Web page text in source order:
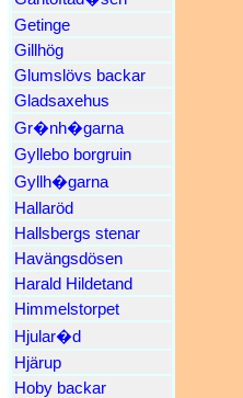
Getinge
Gillhög
Glumslövs backar
Gladsaxehus
Gr�nh�garna
Gyllebo borgruin
Gyllh�garna
Hallaröd
Hallsbergs stenar
Havängsdösen
Harald Hildetand
Himmelstorpet
Hjular�d
Hjärup
Hoby backar